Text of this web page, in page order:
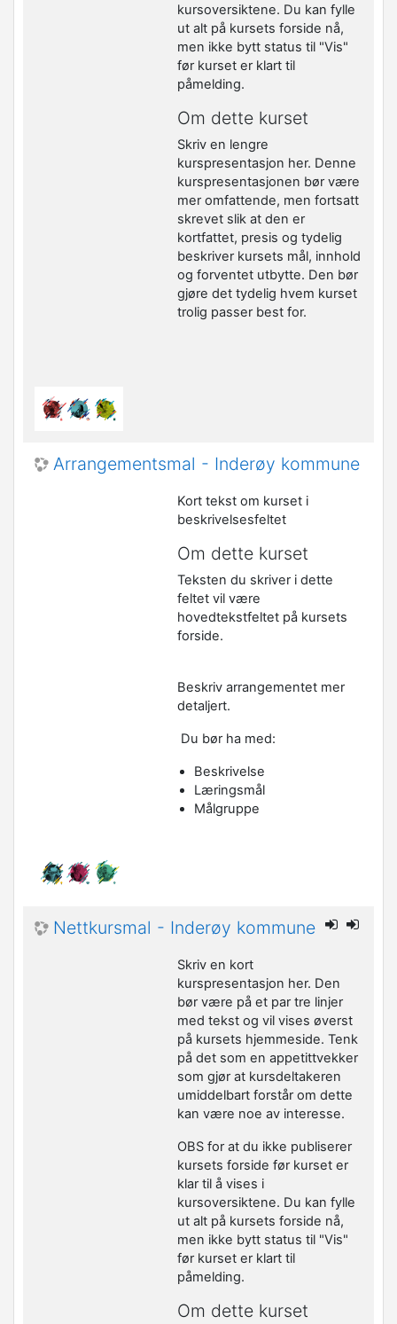
kursoversiktene. Du kan fylle
ut alt på kursets forside nå,
men ikke bytt status til "Vis"
før kurset er klart til
påmelding.
Om dette kurset
Skriv en lengre
kurspresentasjon her. Denne
kurspresentasjonen bør være
mer omfattende, men fortsatt
skrevet slik at den er
kortfattet, presis og tydelig
beskriver kursets mål, innhold
og forventet utbytte. Den bør
gjøre det tydelig hvem kurset
trolig passer best for.
Arrangementsmal - Inderøy kommune
Kort tekst om kurset i
beskrivelsesfeltet
Om dette kurset
Teksten du skriver i dette
feltet vil være
hovedtekstfeltet på kursets
forside.
Beskriv arrangementet mer
detaljert.
Du bør ha med:
Beskrivelse
Læringsmål
Målgruppe
Nettkursmal - Inderøy kommune
Skriv en kort
kurspresentasjon her. Den
bør være på et par tre linjer
med tekst og vil vises øverst
på kursets hjemmeside. Tenk
på det som en appetittvekker
som gjør at kursdeltakeren
umiddelbart forstår om dette
kan være noe av interesse.
OBS for at du ikke publiserer
kursets forside før kurset er
klar til å vises i
kursoversiktene. Du kan fylle
ut alt på kursets forside nå,
men ikke bytt status til "Vis"
før kurset er klart til
påmelding.
Om dette kurset